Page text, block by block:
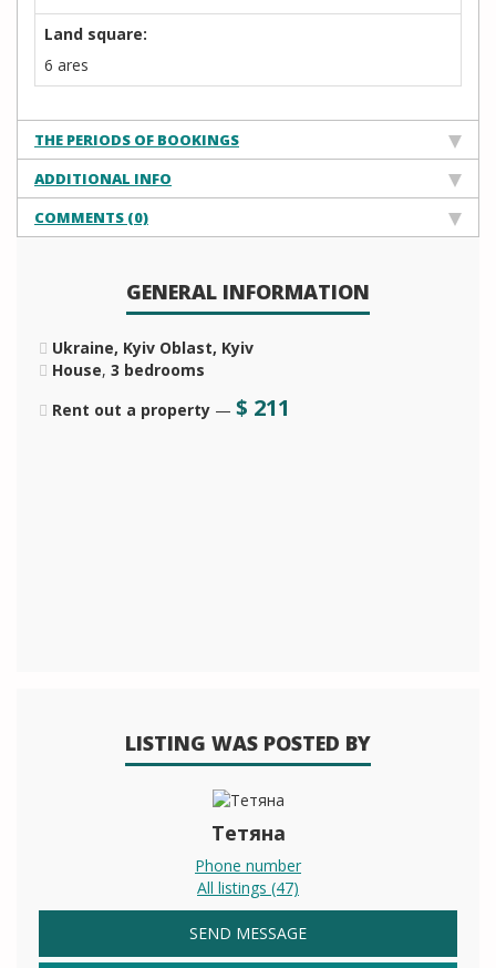
Land square:
6 ares
THE PERIODS OF BOOKINGS
ADDITIONAL INFO
COMMENTS (0)
GENERAL INFORMATION
Ukraine, Kyiv Oblast, Kyiv
House, 3 bedrooms
Rent out a property — $ 211
LISTING WAS POSTED BY
Тетяна
Phone number
All listings (47)
SEND MESSAGE